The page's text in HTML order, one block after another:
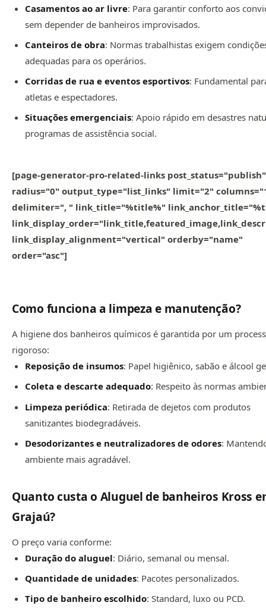
Casamentos ao ar livre: Para garantir conforto aos
sem depender de banheiros improvisados.
Canteiros de obra: Normas trabalhistas exigem
adequadas para os operários.
Corridas de rua e eventos esportivos: Fundamental
atletas e espectadores.
Situações emergenciais: Apoio rápido em desastres
programas de assistência social.
[page-generator-pro-related-links post_status="publish"
radius="0" output_type="list_links" limit="2"
delimiter=", " link_title="%title%"
link_display_alignment="vertical" orderby="name"
order="asc"]
Como funciona a limpeza e manutenção?
A higiene dos banheiros químicos é garantida por um
rigoroso:
Reposição de insumos: Papel higiênico, sabão e álcool
Coleta e descarte adequado: Respeito às normas
Limpeza periódica: Retirada de dejetos com produtos
sanitizantes biodegradáveis.
Desodorizantes e neutralizadores de odores:
ambiente mais agradável.
Quanto custa o Aluguel de banheiros Kross
Grajaú?
O preço varia conforme:
Duração do aluguel: Diário, semanal ou mensal.
Quantidade de unidades: Pacotes personalizados.
Tipo de banheiro escolhido: Standard, luxo ou PCD.